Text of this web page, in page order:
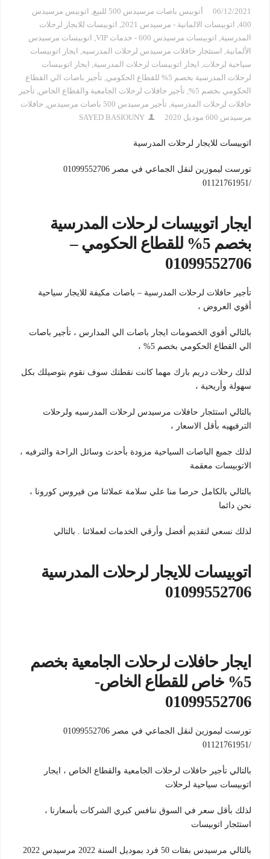
06/12/2021 أتوبيس باصات مرسيدس 500 للبيع , اتوبيس مرسيدس
400
, اتوبيسات الالمانية - مرسيدس 2021 , اتوبيسات للايجار لرحلات
المدرسية, اتوبيسات مرسيدس 600 - خدمات VIP , اتوبيسات مرسيدس
الألمانية, استئجار حافلات مرسيدس لرحلات المدرسيه, ايجار اتوبيسات
سياحية لرحلات, ايجار اتوبيسات لرحلات المدرسية, ايجار اتوبيسات
لرحلات المدرسية بخصم 5% للقطاع الحكومي
, تأجير باصات الي القطاع
الحكومي بخصم 5%
, تأجير حافلات لرحلات الجامعية والقطاع الخاص, تأجير
حافلات لرحلات المدرسية, تأجير مرسيدس 500 باصات مرسيدس , حافلات
مرسيدس 600 موديل 2020
SAYED BASIOUNY
اتوبيسات للايجار لرحلات المدرسية
تورست ليموزين لنقل الجماعي في مصر 01099552706
/01121761951
ايجار اتوبيسات لرحلات المدرسية
بخصم 5% للقطاع الحكومي –
01099552706
تأجير حافلات لرحلات المدرسية – باصات مكيفة للايجار سياحية
أقوي العروض ،
بالتالي أقوي الخصومات ايجار باصات الي المدارس ، تأجير باصات
الي القطاع الحكومي بخصم 5% ،
لذلك رحلات دريم بارك مهما كانت نقطتك سوف نقوم بتوصيلك بكل
سهولة وأريحية ،
بالتالي استئجار حافلات مرسيدس لرحلات المدرسيه ولرحلات
الترفيهيه بأقل الاسعار ،
لذلك جميع الباصات السياحية مزودة بأحدث وسائل الراحة والترفيه ،
الاتوبيسات معقمة
بالتالي بالكامل حرصا منا علي سلامة عملائنا من فيروس كورونا ،
نحن دائما
لذلك نسعي لتقديم أفضل وأرقي الخدمات لعملائنا . بالتالي
اتوبيسات للايجار لرحلات المدرسية
01099552706
ايجار حافلات لرحلات الجامعية بخصم
5% خاص للقطاع الخاص-
01099552706
تورست ليموزين لنقل الجماعي في مصر 01099552706
/01121761951
بالتالي تأجير حافلات لرحلات الجامعية والقطاع الخاص ، ايجار
اتوبيسات سياحية لرحلات
لذلك بأقل سعر في السوق ننافس كبري الشركات بأسعارنا ،
استئجار اتوبيسات
بالتالي مرسيدس بفئات 50 فرد بموديل السنة 2022 مرسيدس 2022